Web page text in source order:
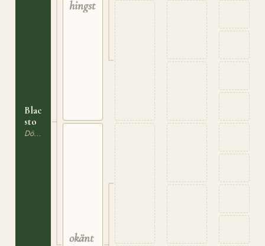
Blackt
sto
Dölehäst
hingst
okänt